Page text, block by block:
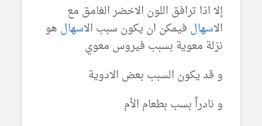
إلا اذا ترافق اللون الاخضر الغامق مع
الاسهال فيمكن ان يكون سبب الاسهال هو
نزلة معوية بسبب فيروس معوي
و قد يكون السبب بعض الادوية
و نادراً بسب بطعام الأم